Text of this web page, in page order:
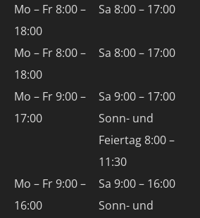
Mo – Fr 8:00 –
18:00
Sa 8:00 – 17:00
Mo – Fr 8:00 –
18:00
Sa 8:00 – 17:00
Mo – Fr 9:00 –
17:00
Sa 9:00 – 17:00
Sonn- und
Feiertag 8:00 –
11:30
Mo – Fr 9:00 –
16:00
Sa 9:00 – 16:00
Sonn- und